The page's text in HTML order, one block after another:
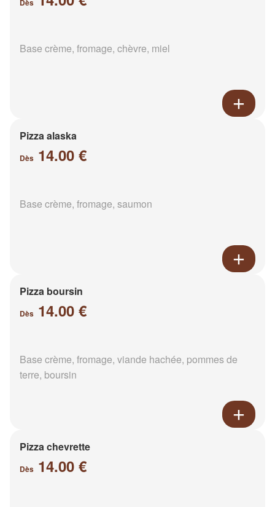
Dès
Base crème, fromage, chèvre, miel
Pizza alaska
Dès 14.00 €
Base crème, fromage, saumon
Pizza boursin
Dès 14.00 €
Base crème, fromage, viande hachée, pommes de
terre, boursin
Pizza chevrette
Dès 14.00 €